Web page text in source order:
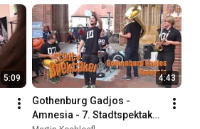
5:09 4:43
Gothenburg Gadjos -
Amnesia - 7. Stadtspektakel